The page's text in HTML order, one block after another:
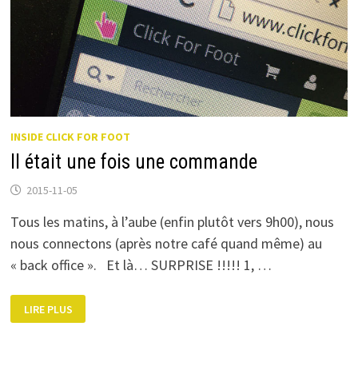
INSIDE CLICK FOR FOOT
Il était une fois une commande
2015-11-05
Tous les matins, à l’aube (enfin plutôt vers 9h00), nous
nous connectons (après notre café quand même) au
« back office ». Et là… SURPRISE !!!!! 1, …
ÉTAIT
UNE
LIRE PLUS